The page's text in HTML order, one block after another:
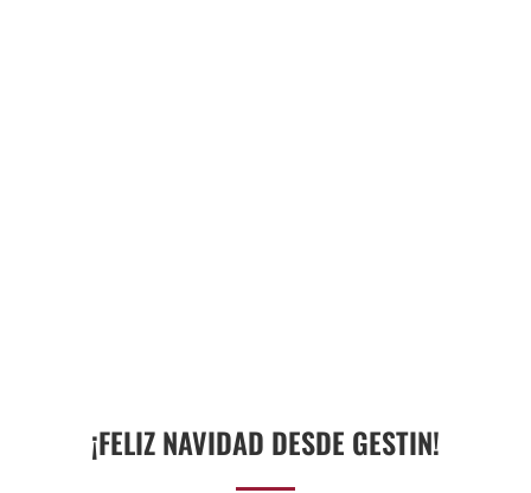
¡FELIZ NAVIDAD DESDE GESTIN!